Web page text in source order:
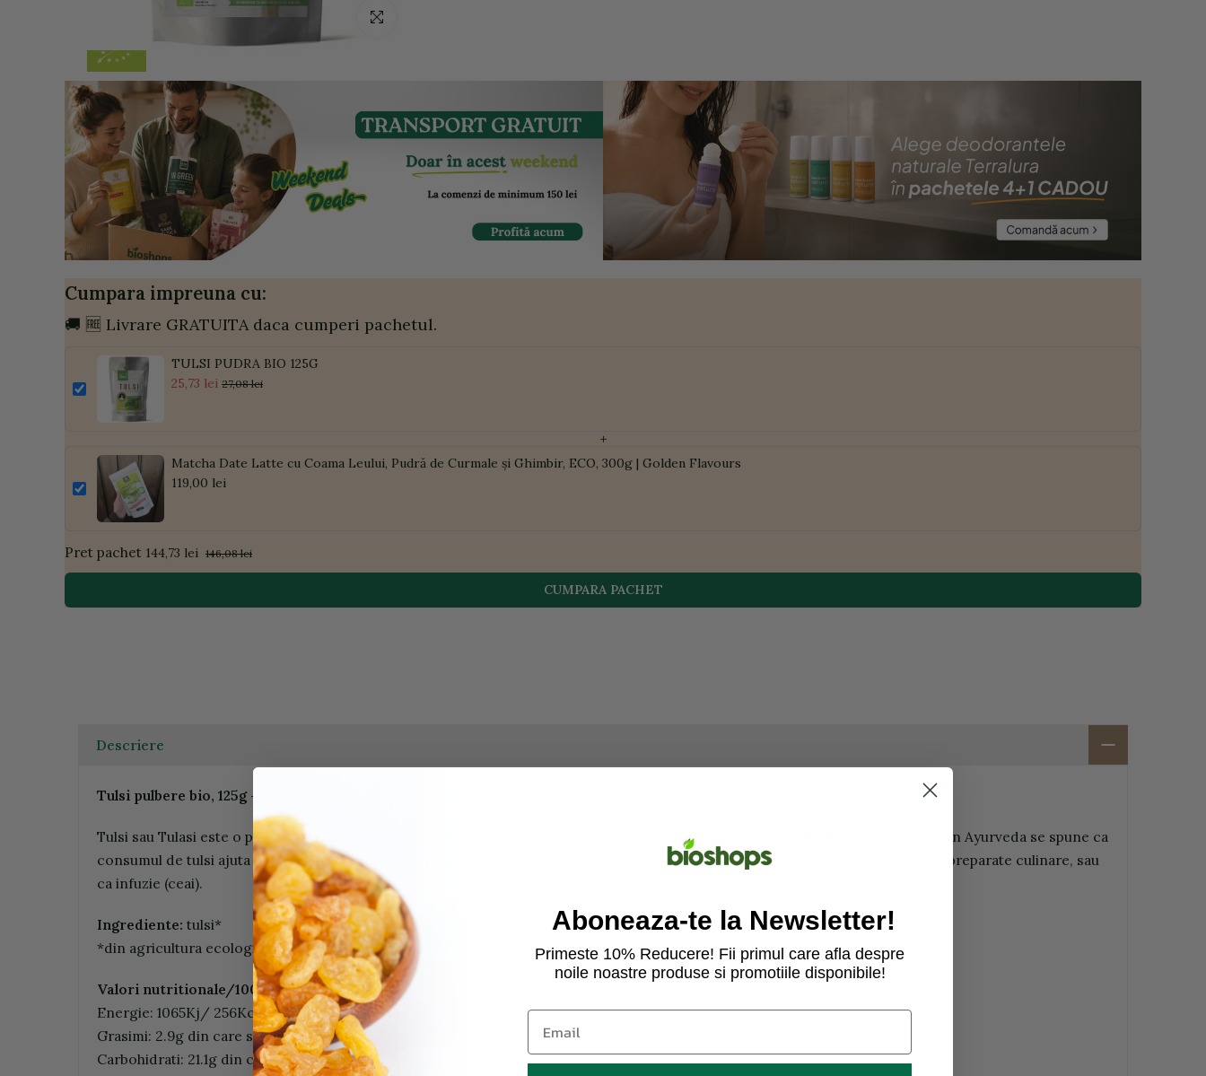
Click pentru a mari
Cumpara impreuna cu:
🚚 🆓 Livrare GRATUITA daca cumperi pachetul.
TULSI PUDRA BIO 125G
25,73 lei 27,08 lei
+
Matcha Date Latte cu Coama Leului, Pudră de Curmale și Ghimbir, ECO, 300g | Golden Flavours
119,00 lei
Pret pachet 144,73 lei 146,08 lei
CUMPARA PACHET
Descriere
Tulsi pulbere bio, 125g - Obio
Tulsi sau Tulasi este o planta cu traditie in Ayurveda. Este de fapt o specie de busuioc, denumit popular in Hindu "busuioc sfant".
In Ayurveda se spune ca
consumul de tulsi ajuta in afectiunile respiratorii, pulmonare, tuse, raceli, etc.
Pudra de busuioc se foloseste ca si condiment, in preparate culinare, sau
ca infuzie (ceai).
Ingrediente: tulsi*
*din agricultura ecologica
Valori nutritionale/100g:
Energie: 1065Kj/ 256Kcal
Grasimi: 2.9g din care saturate 0.6g
Carbohidrati: 21.1g din care zaharuri 4.49g
Aboneaza-te la Newsletter!
Primeste 10% Reducere! Fii primul care afla despre
noile noastre produse si promotiile disponibile!